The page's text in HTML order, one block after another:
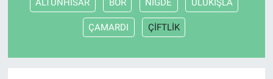
ALTUNHİSAR BOR NİĞDE ULUKIŞLA
ÇAMARDI ÇİFTLİK